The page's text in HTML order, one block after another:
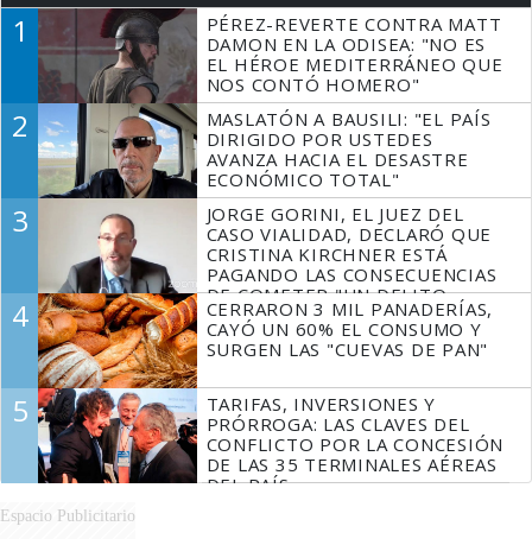
1
PÉREZ-REVERTE CONTRA MATT
DAMON EN LA ODISEA: "NO ES
EL HÉROE MEDITERRÁNEO QUE
NOS CONTÓ HOMERO"
2
MASLATÓN A BAUSILI: "EL PAÍS
DIRIGIDO POR USTEDES
AVANZA HACIA EL DESASTRE
ECONÓMICO TOTAL"
3
JORGE GORINI, EL JUEZ DEL
CASO VIALIDAD, DECLARÓ QUE
CRISTINA KIRCHNER ESTÁ
PAGANDO LAS CONSECUENCIAS
DE COMETER "UN DELITO
COMPROBADO"
4
CERRARON 3 MIL PANADERÍAS,
CAYÓ UN 60% EL CONSUMO Y
SURGEN LAS "CUEVAS DE PAN"
5
TARIFAS, INVERSIONES Y
PRÓRROGA: LAS CLAVES DEL
CONFLICTO POR LA CONCESIÓN
DE LAS 35 TERMINALES AÉREAS
DEL PAÍS
Espacio Publicitario